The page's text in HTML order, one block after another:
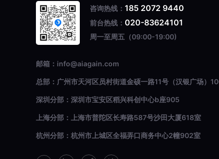
咨询热线： 185 2072 9440
前台热线： 020-83624101
周一至周五（09:00-19:00)
邮箱：info@aiagain.com
总部：广州市天河区员村街道金硕一路11号（汉银广场）
深圳分部：深圳市宝安区稻兴科创中心b座905
上海分部：上海市普陀区长寿路587号沙田大厦618室
杭州分部：杭州市上城区全福弄口商务中心2幢902室